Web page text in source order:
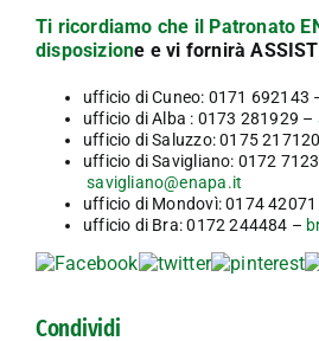
Ti ricordiamo che il Patronato
disposizione e vi fornirà
ufficio di Cuneo: 0171 692143
ufficio di Alba : 0173 281929 –
ufficio di Saluzzo: 0175
ufficio di Savigliano: 0172
savigliano@enapa.it
ufficio di Mondovì: 0174 42071
ufficio di Bra: 0172 244484 –
Condividi